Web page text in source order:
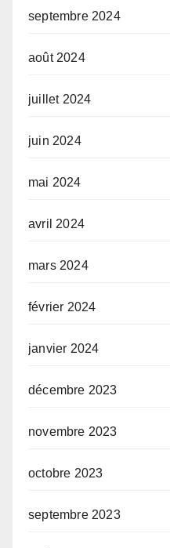
septembre 2024
août 2024
juillet 2024
juin 2024
mai 2024
avril 2024
mars 2024
février 2024
janvier 2024
décembre 2023
novembre 2023
octobre 2023
septembre 2023